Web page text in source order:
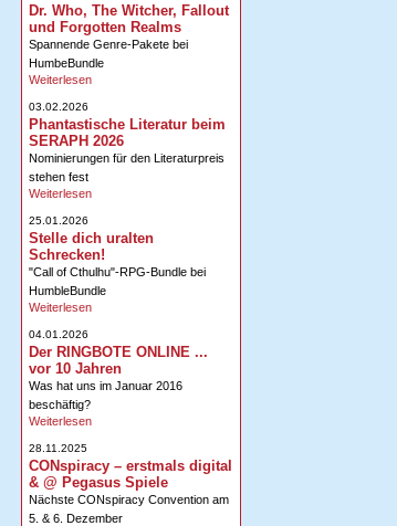
Dr. Who, The Witcher, Fallout
und Forgotten Realms
Spannende Genre-Pakete bei
HumbeBundle
Weiterlesen
03.02.2026
Phantastische Literatur beim
SERAPH 2026
Nominierungen für den Literaturpreis
stehen fest
Weiterlesen
25.01.2026
Stelle dich uralten
Schrecken!
"Call of Cthulhu"-RPG-Bundle bei
HumbleBundle
Weiterlesen
04.01.2026
Der RINGBOTE ONLINE ...
vor 10 Jahren
Was hat uns im Januar 2016
beschäftig?
Weiterlesen
28.11.2025
CONspiracy – erstmals digital
& @ Pegasus Spiele
Nächste CONspiracy Convention am
5. & 6. Dezember